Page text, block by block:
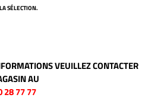
SÉLECTION.
VEUILLEZ CONTACTER
AU
28 77 77